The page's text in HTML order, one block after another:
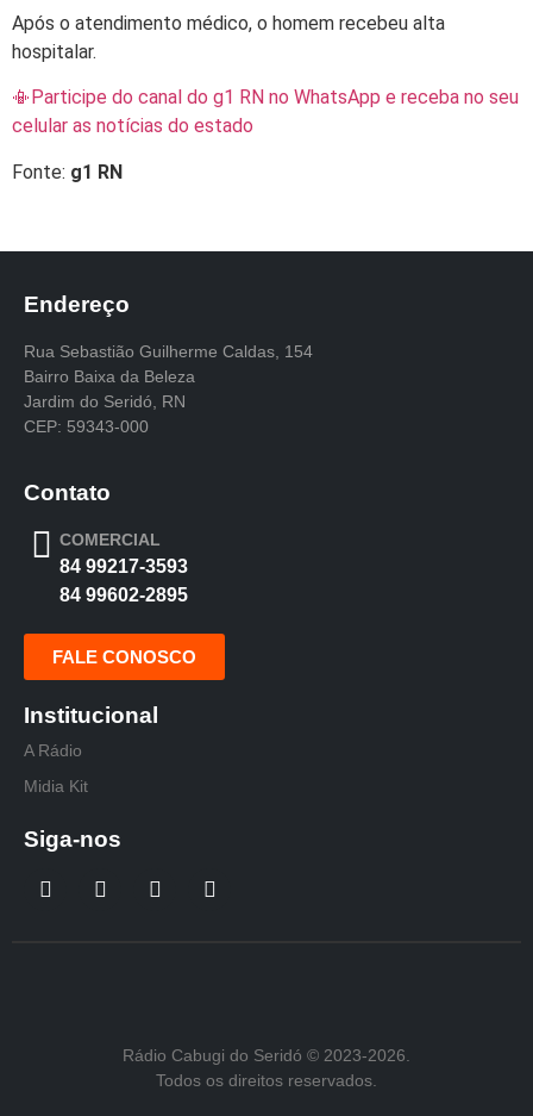
Após o atendimento médico, o homem recebeu alta
hospitalar.
📳Participe do canal do g1 RN no WhatsApp e receba no seu
celular as notícias do estado
Fonte: g1 RN
Endereço
Rua Sebastião Guilherme Caldas, 154
Bairro Baixa da Beleza
Jardim do Seridó, RN
CEP: 59343-000
Contato
COMERCIAL
84 99217-3593
84 99602-2895
FALE CONOSCO
Institucional
A Rádio
Midia Kit
Siga-nos
Rádio Cabugi do Seridó © 2023-2026.
Todos os direitos reservados.